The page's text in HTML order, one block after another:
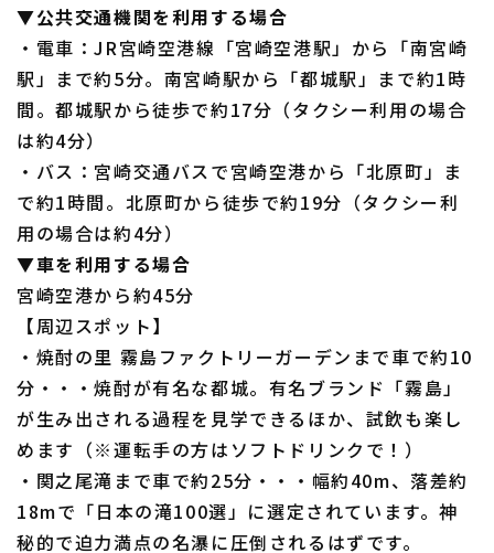
▼公共交通機関を利用する場合
・電車：JR宮崎空港線「宮崎空港駅」から「南宮崎
駅」まで約5分。南宮崎駅から「都城駅」まで約1時
間。都城駅から徒歩で約17分（タクシー利用の場合
は約4分）
・バス：宮崎交通バスで宮崎空港から「北原町」ま
で約1時間。北原町から徒歩で約19分（タクシー利
用の場合は約4分）
▼車を利用する場合
宮崎空港から約45分
【周辺スポット】
・焼酎の里 霧島ファクトリーガーデンまで車で約10
分・・・焼酎が有名な都城。有名ブランド「霧島」
が生み出される過程を見学できるほか、試飲も楽し
めます（※運転手の方はソフトドリンクで！）
・関之尾滝まで車で約25分・・・幅約40m、落差約
18mで「日本の滝100選」に選定されています。神
秘的で迫力満点の名瀑に圧倒されるはずです。